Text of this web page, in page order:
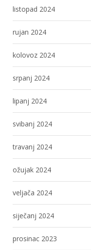
listopad 2024
rujan 2024
kolovoz 2024
srpanj 2024
lipanj 2024
svibanj 2024
travanj 2024
ožujak 2024
veljača 2024
siječanj 2024
prosinac 2023